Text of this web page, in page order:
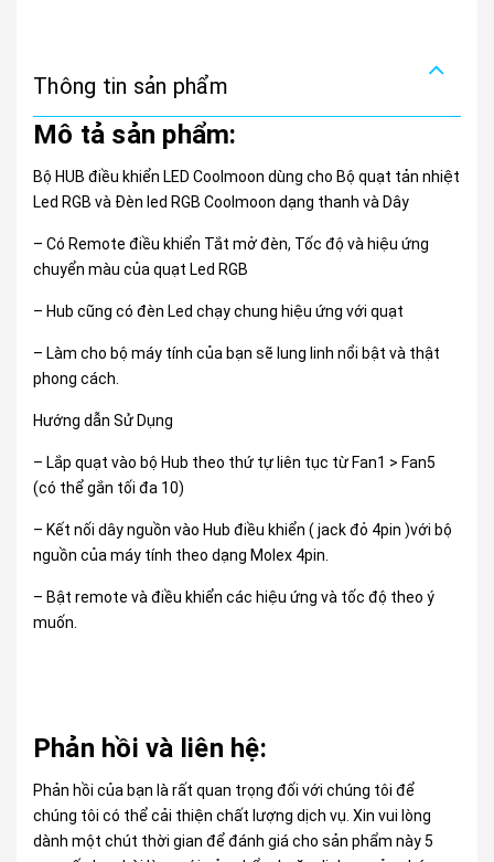
Thông tin sản phẩm
Mô tả sản phẩm:
Bộ HUB điều khiển LED Coolmoon dùng cho Bộ quạt tản nhiệt
Led RGB và Đèn led RGB Coolmoon dạng thanh và Dây
– Có Remote điều khiển Tắt mở đèn, Tốc độ và hiệu ứng
chuyển màu của quạt Led RGB
– Hub cũng có đèn Led chạy chung hiệu ứng với quạt
– Làm cho bộ máy tính của bạn sẽ lung linh nổi bật và thật
phong cách.
Hướng dẫn Sử Dụng
– Lắp quạt vào bộ Hub theo thứ tự liên tục từ Fan1 > Fan5
(có thể gắn tối đa 10)
– Kết nối dây nguồn vào Hub điều khiển ( jack đỏ 4pin )với bộ
nguồn của máy tính theo dạng Molex 4pin.
– Bật remote và điều khiển các hiệu ứng và tốc độ theo ý
muốn.
Phản hồi và liên hệ:
Phản hồi của bạn là rất quan trọng đối với chúng tôi để
chúng tôi có thể cải thiện chất lượng dịch vụ. Xin vui lòng
dành một chút thời gian để đánh giá cho sản phẩm này 5